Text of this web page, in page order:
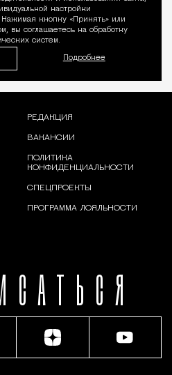
настройки
кнопку «Принять» или
вы соглашаетесь на обработку
систем.
Подробнее
РЕДАКЦИЯ
ВАКАНСИИ
ПОЛИТИКА
КОНФИДЕНЦИАЛЬНОСТИ
СПЕЦПРОЕКТЫ
ПРОГРАММА ЛОЯЛЬНОСТИ